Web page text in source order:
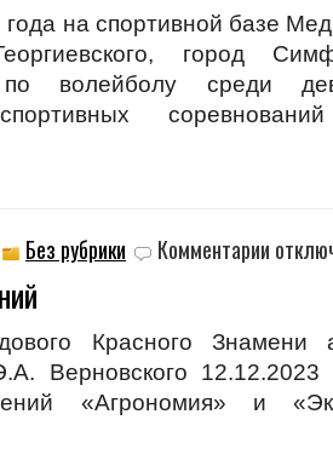
волейболу
года на спортивной базе
город
по волейболу среди
Без рубрики Комментарии записи
Красного Знамени
Верновского 12.12.2023
«Агрономия» и